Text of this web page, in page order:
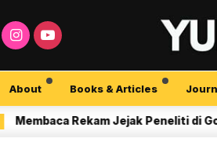
About Books & Articles
Rekam Jejak Peneliti di Google